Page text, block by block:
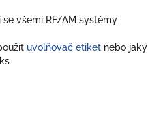
všemi RF/AM systémy
uvolňovač etiket nebo